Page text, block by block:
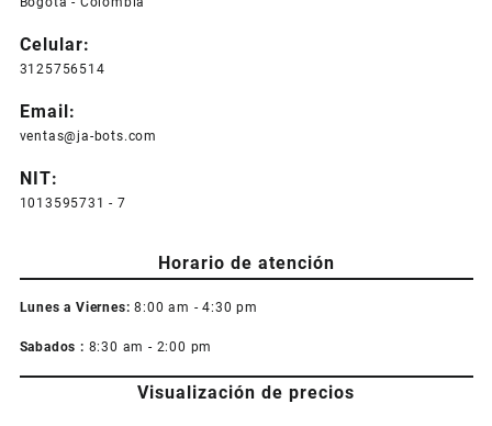
Celular:
3125756514
Email:
ventas@ja-bots.com
NIT:
1013595731 - 7
Horario de atención
Lunes a Viernes: 8:00 am - 4:30 pm
Sabados : 8:30 am - 2:00 pm
Visualización de precios